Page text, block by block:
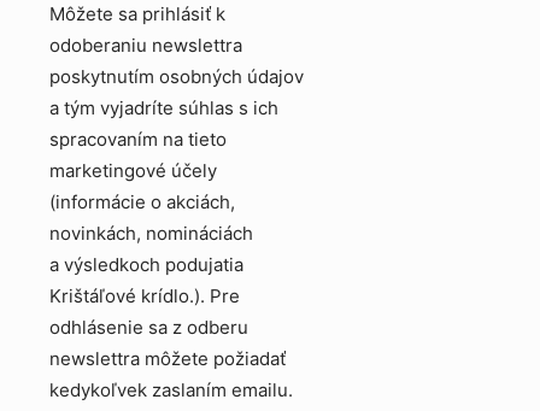
Môžete sa prihlásiť k
odoberaniu newslettra
poskytnutím osobných údajov
a tým vyjadríte súhlas s ich
spracovaním na tieto
marketingové účely
(informácie o akciách,
novinkách, nomináciách
a výsledkoch podujatia
Krištáľové krídlo.). Pre
odhlásenie sa z odberu
newslettra môžete požiadať
kedykoľvek zaslaním emailu.